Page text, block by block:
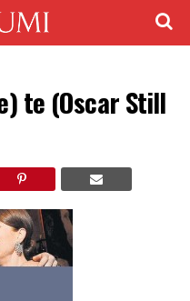
te (Oscar Still